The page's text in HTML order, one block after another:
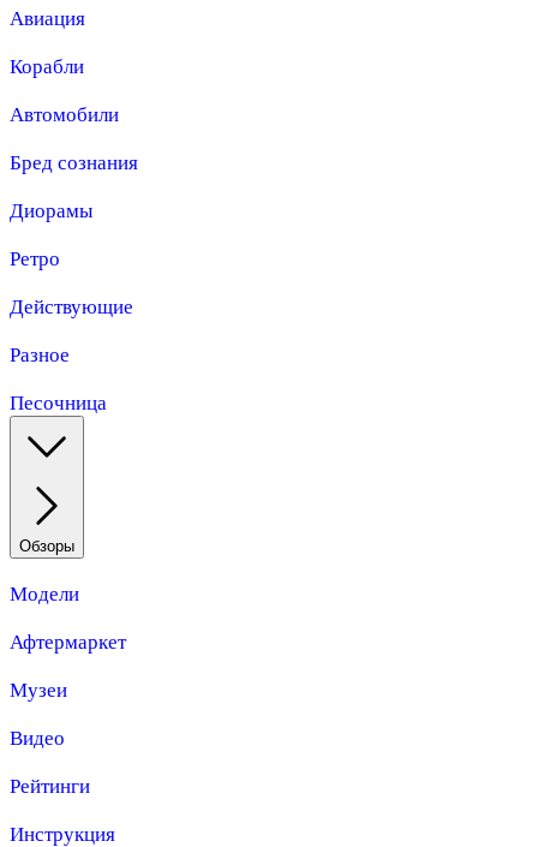
Авиация
Корабли
Автомобили
Бред сознания
Диорамы
Ретро
Действующие
Разное
Песочница
Обзоры
Модели
Афтермаркет
Музеи
Видео
Рейтинги
Инструкция